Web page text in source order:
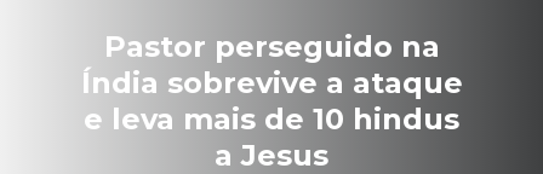
Pastor perseguido na
Índia sobrevive a ataque
e leva mais de 10 hindus
a Jesus